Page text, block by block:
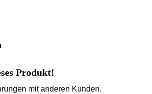
von 0 von 5 Sternen
Produkt!
mit anderen Kunden.